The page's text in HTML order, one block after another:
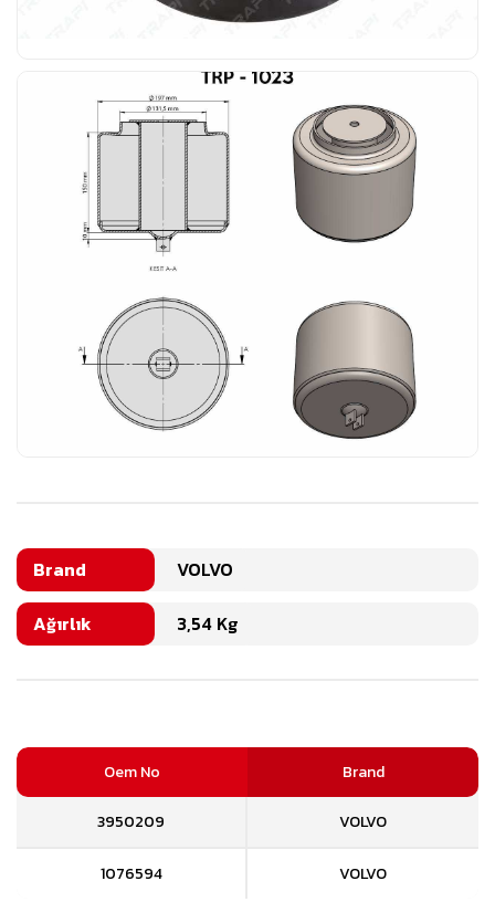
Brand VOLVO
Ağırlık 3,54 Kg
Oem No Brand
3950209 VOLVO
1076594 VOLVO